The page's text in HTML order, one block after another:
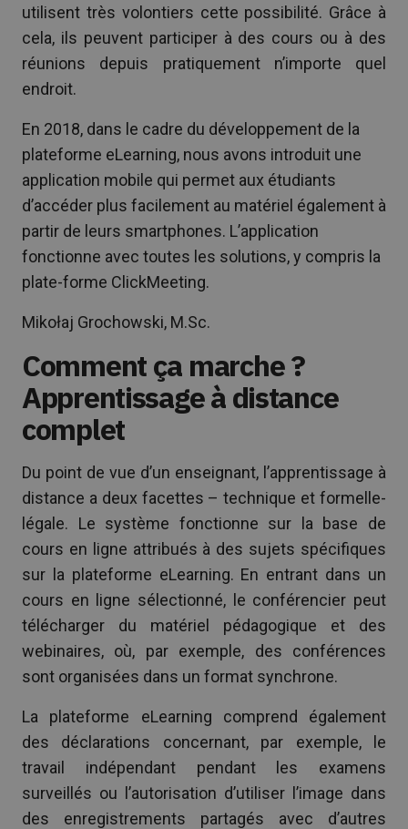
utilisent très volontiers cette possibilité. Grâce à
cela, ils peuvent participer à des cours ou à des
réunions depuis pratiquement n’importe quel
endroit.
En 2018, dans le cadre du développement de la
plateforme eLearning, nous avons introduit une
application mobile qui permet aux étudiants
d’accéder plus facilement au matériel également à
partir de leurs smartphones. L’application
fonctionne avec toutes les solutions, y compris la
plate-forme ClickMeeting.
Mikołaj Grochowski, M.Sc.
Comment ça marche ?
Apprentissage à distance
complet
Du point de vue d’un enseignant, l’apprentissage à
distance a deux facettes – technique et formelle-
légale. Le système fonctionne sur la base de
cours en ligne attribués à des sujets spécifiques
sur la plateforme eLearning. En entrant dans un
cours en ligne sélectionné, le conférencier peut
télécharger du matériel pédagogique et des
webinaires, où, par exemple, des conférences
sont organisées dans un format synchrone.
La plateforme eLearning comprend également
des déclarations concernant, par exemple, le
travail indépendant pendant les examens
surveillés ou l’autorisation d’utiliser l’image dans
des enregistrements partagés avec d’autres